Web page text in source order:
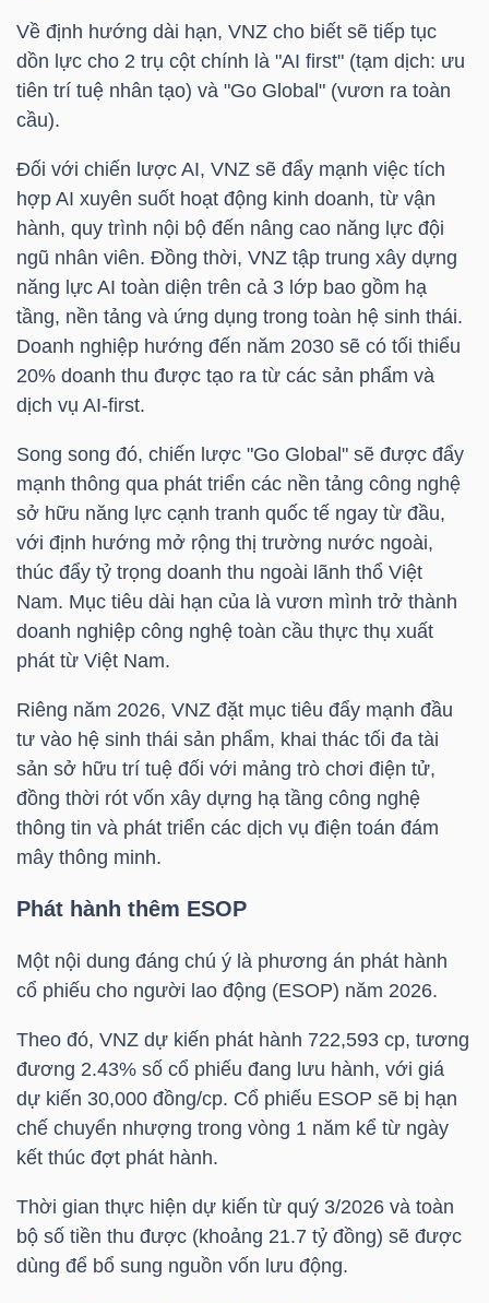
Về định hướng dài hạn, VNZ cho biết sẽ tiếp tục
dồn lực cho 2 trụ cột chính là "AI first" (tạm dịch: ưu
tiên trí tuệ nhân tạo) và "Go Global" (vươn ra toàn
cầu).
Đối với chiến lược AI, VNZ sẽ đẩy mạnh việc tích
hợp AI xuyên suốt hoạt động kinh doanh, từ vận
hành, quy trình nội bộ đến nâng cao năng lực đội
ngũ nhân viên. Đồng thời, VNZ tập trung xây dựng
năng lực AI toàn diện trên cả 3 lớp bao gồm hạ
tầng, nền tảng và ứng dụng trong toàn hệ sinh thái.
Doanh nghiệp hướng đến năm 2030 sẽ có tối thiểu
20% doanh thu được tạo ra từ các sản phẩm và
dịch vụ AI-first.
Song song đó, chiến lược "Go Global" sẽ được đẩy
mạnh thông qua phát triển các nền tảng công nghệ
sở hữu năng lực cạnh tranh quốc tế ngay từ đầu,
với định hướng mở rộng thị trường nước ngoài,
thúc đẩy tỷ trọng doanh thu ngoài lãnh thổ Việt
Nam. Mục tiêu dài hạn của là vươn mình trở thành
doanh nghiệp công nghệ toàn cầu thực thụ xuất
phát từ Việt Nam.
Riêng năm 2026, VNZ đặt mục tiêu đẩy mạnh đầu
tư vào hệ sinh thái sản phẩm, khai thác tối đa tài
sản sở hữu trí tuệ đối với mảng trò chơi điện tử,
đồng thời rót vốn xây dựng hạ tầng công nghệ
thông tin và phát triển các dịch vụ điện toán đám
mây thông minh.
Phát hành thêm ESOP
Một nội dung đáng chú ý là phương án phát hành
cổ phiếu cho người lao động (ESOP) năm 2026.
Theo đó, VNZ dự kiến phát hành 722,593 cp, tương
đương 2.43% số cổ phiếu đang lưu hành, với giá
dự kiến 30,000 đồng/cp. Cổ phiếu ESOP sẽ bị hạn
chế chuyển nhượng trong vòng 1 năm kể từ ngày
kết thúc đợt phát hành.
Thời gian thực hiện dự kiến từ quý 3/2026 và toàn
bộ số tiền thu được (khoảng 21.7 tỷ đồng) sẽ được
dùng để bổ sung nguồn vốn lưu động.
ĐÔNG
DƯƠNG
TÀI
CHÍNH
CÁ
NHÂN
PHÂN
TÍCH
VIETSTOCKFINANCE
VĨ
MÔ
DOANH
NGHIỆP
CỔ
PHÁI
SINH
PHIẾU